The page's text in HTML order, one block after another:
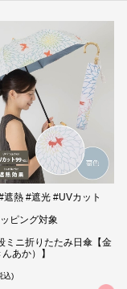
遮熱 #遮光 #UVカット
ピング対象
ミニ折りたたみ日傘【金
あか）】
込)